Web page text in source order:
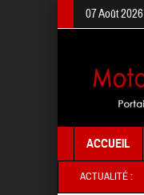
07 Août 2026
ACCUEIL
ACTUALITÉ :
Prix du neuf – SYM 2024